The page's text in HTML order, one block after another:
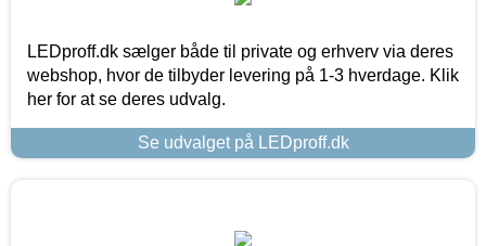
LEDproff.dk sælger både til private og erhverv via deres
webshop, hvor de tilbyder levering på 1-3 hverdage. Klik
her for at se deres udvalg.
Se udvalget på LEDproff.dk